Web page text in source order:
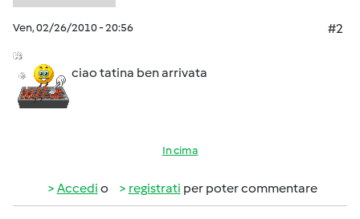
Ven, 02/26/2010 - 20:56 #2
ciao tatina ben arrivata
In cima
Accedi o registrati per poter commentare